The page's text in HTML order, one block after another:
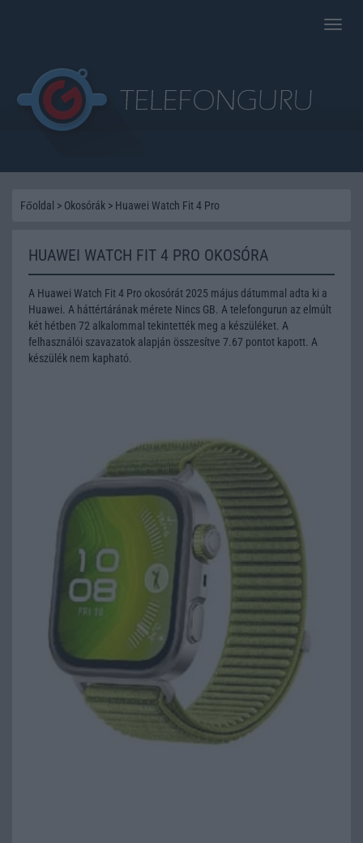
Toggle
Főoldal > Okosórák > Huawei Watch Fit 4 Pro
HUAWEI WATCH FIT 4 PRO OKOSÓRA
A Huawei Watch Fit 4 Pro okosórát 2025 május dátummal adta ki a
Huawei. A háttértárának mérete Nincs GB. A telefongurun az elmúlt
két hétben 72 alkalommal tekintették meg a készüléket. A
felhasználói szavazatok alapján összesítve 7.67 pontot kapott. A
készülék nem kapható.